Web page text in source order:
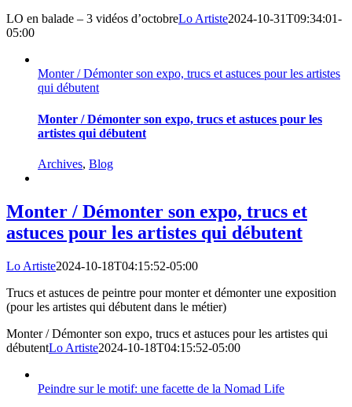
LO en balade – 3 vidéos d’octobreLo Artiste2024-10-31T09:34:01-
05:00
Monter / Démonter son expo, trucs et astuces pour les artistes
qui débutent
Monter / Démonter son expo, trucs et astuces pour les
artistes qui débutent
Archives, Blog
Monter / Démonter son expo, trucs et
astuces pour les artistes qui débutent
Lo Artiste2024-10-18T04:15:52-05:00
Trucs et astuces de peintre pour monter et démonter une exposition
(pour les artistes qui débutent dans le métier)
Monter / Démonter son expo, trucs et astuces pour les artistes qui
débutentLo Artiste2024-10-18T04:15:52-05:00
Peindre sur le motif: une facette de la Nomad Life